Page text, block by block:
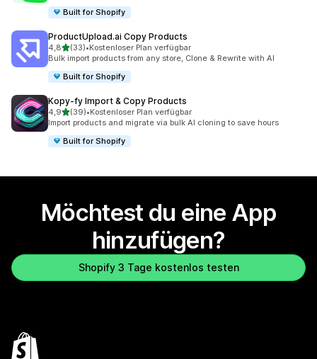
Built for Shopify
ProductUpload.ai Copy Products
4,8von 5 Sternen
(33)
33 Rezensionen insgesamt
•Kostenloser Plan verfügbar
Bulk import products from any store, Clone & Rewrite with AI
Built for Shopify
Kopy‑fy Import & Copy Products
4,9von 5 Sternen
(39)
39 Rezensionen insgesamt
•Kostenloser Plan verfügbar
Import products and migrate via bulk AI cloning to save hours
Built for Shopify
Möchtest du eine App
hinzufügen?
Shopify 3 Tage kostenlos testen